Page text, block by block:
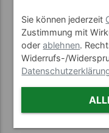
Sie können jederzeit
Zustimmung mit
oderablehnen.
Widerrufs-/